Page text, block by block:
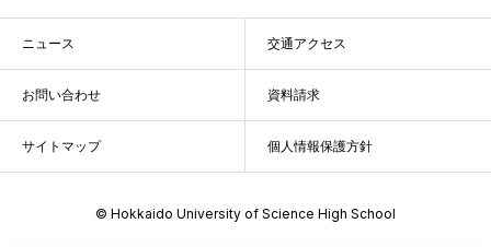
ニュース 交通アクセス
お問い合わせ 資料請求
サイトマップ 個人情報保護方針
© Hokkaido University of Science High School